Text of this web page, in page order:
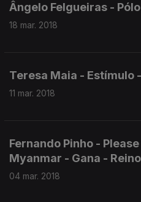
Ângelo Felgueiras -
18 mar. 2018
Teresa Maia - Estímulo
11 mar. 2018
Fernando Pinho -
Myanmar - Gana -
04 mar. 2018